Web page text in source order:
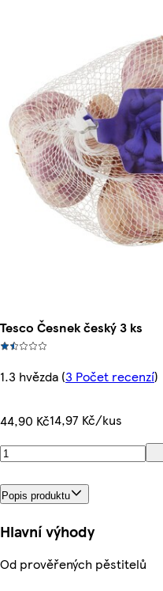
Tesco Česnek český 3 ks
1.3 hvězda (3 Počet recenzí)
44,90 Kč14,97 Kč/kus
Popis produktu
Hlavní výhody
Od prověřených pěstitelů